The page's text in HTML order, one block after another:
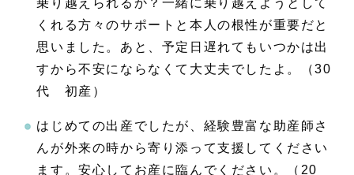
くれる方々のサポートと本人の根性が重要だと
思いました。あと、予定日遅れてもいつかは出
すから不安にならなくて大丈夫でしたよ。（30
代 初産）
はじめての出産でしたが、経験豊富な助産師さ
んが外来の時から寄り添って支援してください
ます。安心してお産に臨んでください。（20